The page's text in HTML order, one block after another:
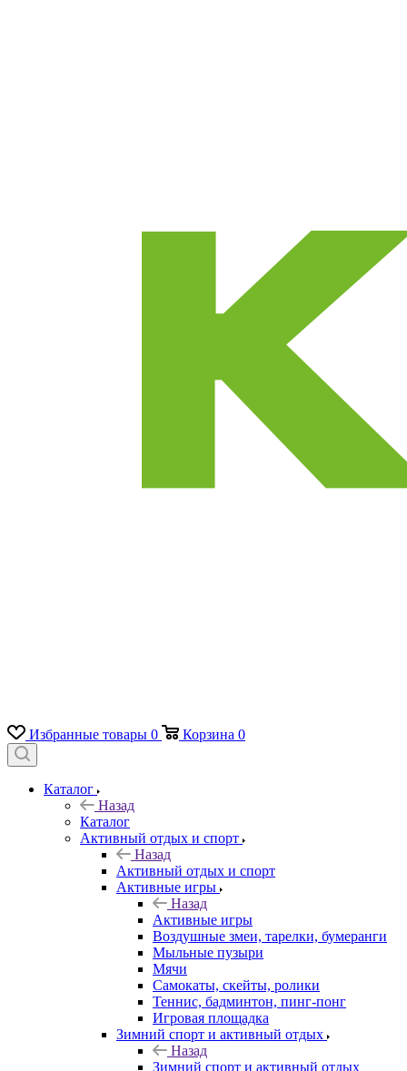
Избранные товары 0 Корзина 0
Каталог
Назад
Каталог
Активный отдых и спорт
Назад
Активный отдых и спорт
Активные игры
Назад
Активные игры
Воздушные змеи, тарелки, бумеранги
Мыльные пузыри
Мячи
Самокаты, скейты, ролики
Теннис, бадминтон, пинг-понг
Игровая площадка
Зимний спорт и активный отдых
Назад
Зимний спорт и активный отдых